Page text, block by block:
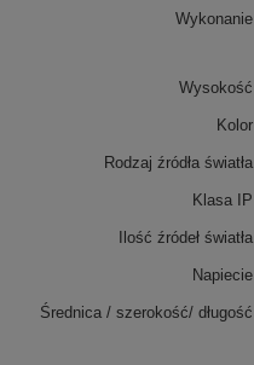
Wykonanie
Wysokość
Kolor
Rodzaj źródła światła
Klasa IP
Ilość źródeł światła
Napiecie
Średnica / szerokość/ długość